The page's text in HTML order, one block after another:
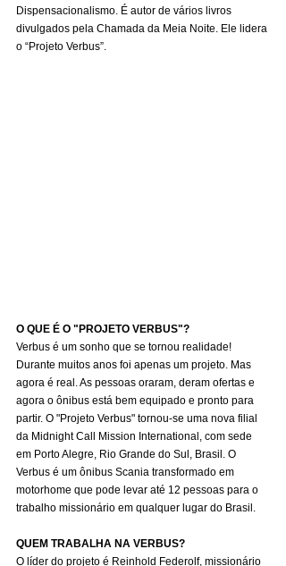
Dispensacionalismo. É autor de vários livros
divulgados pela Chamada da Meia Noite. Ele lidera
o “Projeto Verbus”.
O QUE É O "PROJETO VERBUS"?
Verbus é um sonho que se tornou realidade!
Durante muitos anos foi apenas um projeto. Mas
agora é real. As pessoas oraram, deram ofertas e
agora o ônibus está bem equipado e pronto para
partir. O "Projeto Verbus" tornou-se uma nova filial
da Midnight Call Mission International, com sede
em Porto Alegre, Rio Grande do Sul, Brasil. O
Verbus é um ônibus Scania transformado em
motorhome que pode levar até 12 pessoas para o
trabalho missionário em qualquer lugar do Brasil.
QUEM TRABALHA NA VERBUS?
O líder do projeto é Reinhold Federolf, missionário